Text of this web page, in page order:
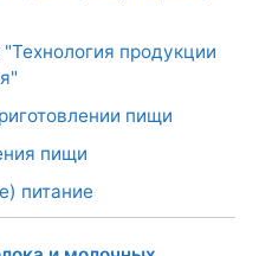
продукции
пищи
пищи
питание